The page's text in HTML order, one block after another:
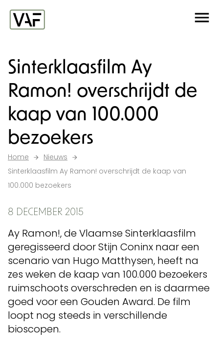
Ga verder naar de inhoud
Sinterklaasfilm Ay
Ramon! overschrijdt de
kaap van 100.000
bezoekers
Home
Nieuws
Sinterklaasfilm Ay Ramon! overschrijdt de kaap van
100.000 bezoekers
8 DECEMBER 2015
Ay Ramon!, de Vlaamse Sinterklaasfilm
geregisseerd door Stijn Coninx naar een
scenario van Hugo Matthysen, heeft na
zes weken de kaap van 100.000 bezoekers
ruimschoots overschreden en is daarmee
goed voor een Gouden Award. De film
loopt nog steeds in verschillende
bioscopen.